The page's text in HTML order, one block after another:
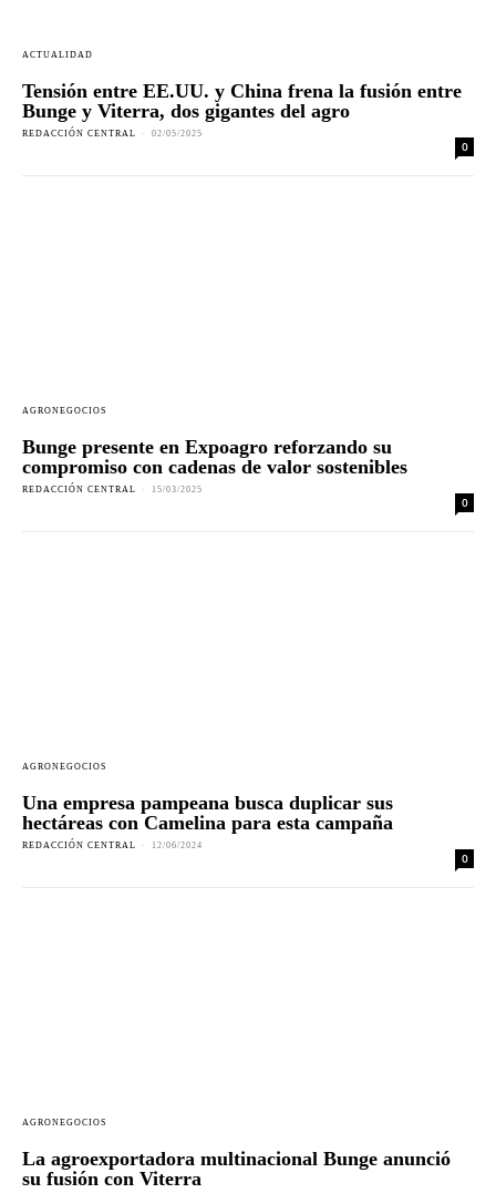
ACTUALIDAD
Tensión entre EE.UU. y China frena la fusión entre
Bunge y Viterra, dos gigantes del agro
REDACCIÓN CENTRAL - 02/05/2025
0
AGRONEGOCIOS
Bunge presente en Expoagro reforzando su
compromiso con cadenas de valor sostenibles
REDACCIÓN CENTRAL - 15/03/2025
0
AGRONEGOCIOS
Una empresa pampeana busca duplicar sus
hectáreas con Camelina para esta campaña
REDACCIÓN CENTRAL - 12/06/2024
0
AGRONEGOCIOS
La agroexportadora multinacional Bunge anunció
su fusión con Viterra